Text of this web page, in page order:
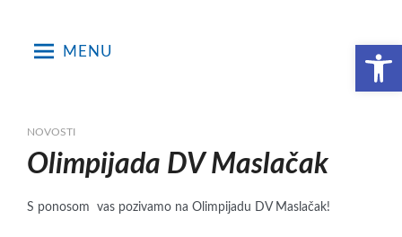
Open toolbar
MENU
NOVOSTI
Olimpijada DV Maslačak
S ponosom vas pozivamo na Olimpijadu DV Maslačak!